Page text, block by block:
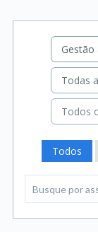
Todas
Todos
Todos